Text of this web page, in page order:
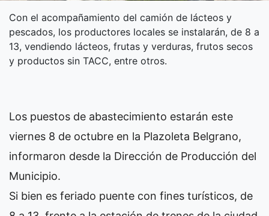
Con el acompañamiento del camión de lácteos y
pescados, los productores locales se instalarán, de 8 a
13, vendiendo lácteos, frutas y verduras, frutos secos
y productos sin TACC, entre otros.
Los puestos de abastecimiento estarán este
viernes 8 de octubre en la Plazoleta Belgrano,
informaron desde la Dirección de Producción del
Municipio.
Si bien es feriado puente con fines turísticos, de